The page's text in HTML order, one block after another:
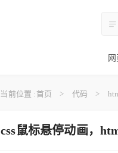
当前位置 :首页 > 代码 >
css鼠标悬停动画，